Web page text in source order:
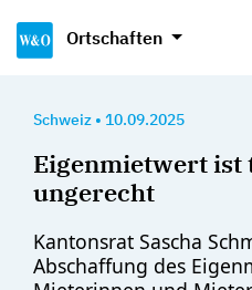
Ortschaften
Schweiz • 10.09.2025
Eigenmietwert ist
ungerecht
Kantonsrat Sascha
Abschaffung des